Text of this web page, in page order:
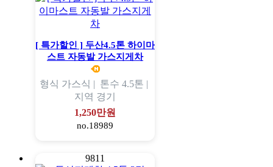
[ 특가할인 ] 두산4.5톤 하이마
스트 자동발 가스지게차
형식 가스식 | 톤수 4.5톤 |
지역 경기
1,250만원
no.18989
9811